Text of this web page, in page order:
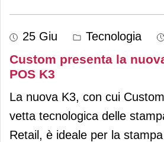
25 Giu Tecnologia
Custom presenta la
POS K3
La nuova K3, con cui
vetta tecnologica delle
Retail, è ideale per la